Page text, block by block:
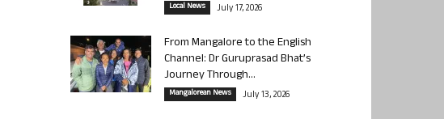
Local News July 17, 2026
From Mangalore to the English
Channel: Dr Guruprasad Bhat’s
Journey Through...
Mangalorean News July 13, 2026